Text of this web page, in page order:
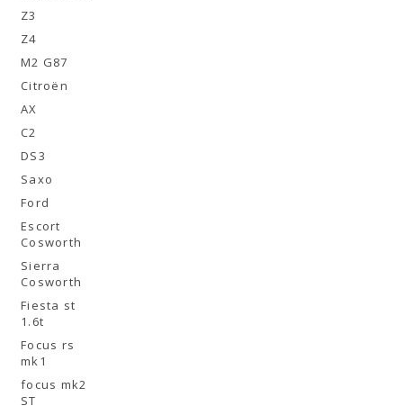
Z3
Z4
M2 G87
Citroën
AX
C2
DS3
Saxo
Ford
Escort
Cosworth
Sierra
Cosworth
Fiesta st
1.6t
Focus rs
mk1
focus mk2
ST